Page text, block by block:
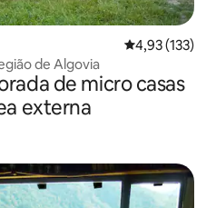
4,93 de uma
4,93 (133)
de Algovia
de micro casas
externa